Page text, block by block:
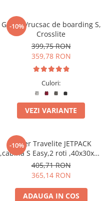
-10%
Geantă/rucsac de boarding S,
Crosslite
399,75 RON
359,78 RON
Culori:
VEZI VARIANTE
-10%
Troler Travelite JETPACK
,cabina S Easy,2 roti ,40x30x20
cm
405,71 RON
365,14 RON
ADAUGA IN COS